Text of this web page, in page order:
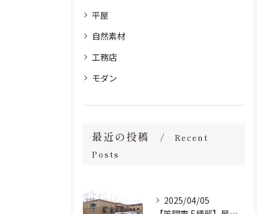
平屋
自然素材
工務店
モダン
最近の投稿
Recent
Posts
2025/04/05